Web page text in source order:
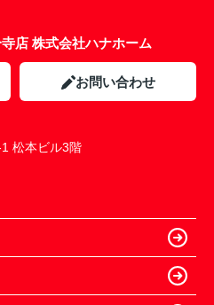
店 株式会社ハナホーム
お問い合わせ
松本ビル3階